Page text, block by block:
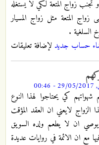
و تجنب زواج المتعة لكي لا يستغله
المتعة مثل زواج المسيار
السلغية .
حساب جديد لإضافة تعليقات
كي يحتاجوا لهذا النوع
لايعني ان العقد المؤقت
ان لا يطعم ولده السويق
مع ان الائمة في روايات عديدة